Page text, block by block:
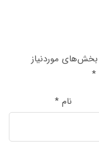
بخش‌های موردنیاز
*
نام*